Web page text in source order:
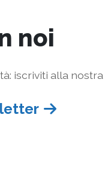
noi
iscriviti alla